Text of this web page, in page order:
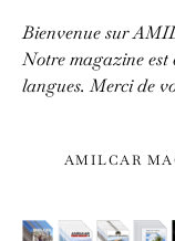
Bienvenue sur
Notre magazine est
langues. Merci de
AMILCAR